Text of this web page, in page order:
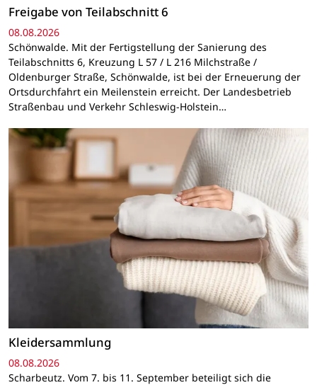
Freigabe von Teilabschnitt 6
08.08.2026
Schönwalde. Mit der Fertigstellung der Sanierung des
Teilabschnitts 6, Kreuzung L 57 / L 216 Milchstraße /
Oldenburger Straße, Schönwalde, ist bei der Erneuerung der
Ortsdurchfahrt ein Meilenstein erreicht. Der Landesbetrieb
Straßenbau und Verkehr Schleswig-Holstein…
Kleidersammlung
08.08.2026
Scharbeutz. Vom 7. bis 11. September beteiligt sich die